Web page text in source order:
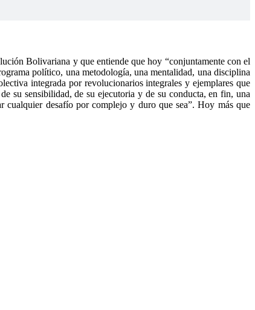
Bolivariana y que entiende que hoy “conjuntamente con el
político, una metodología, una mentalidad, una disciplina
integrada por revolucionarios integrales y ejemplares que
su sensibilidad, de su ejecutoria y de su conducta, en fin, una
cualquier desafío por complejo y duro que sea”. Hoy más que